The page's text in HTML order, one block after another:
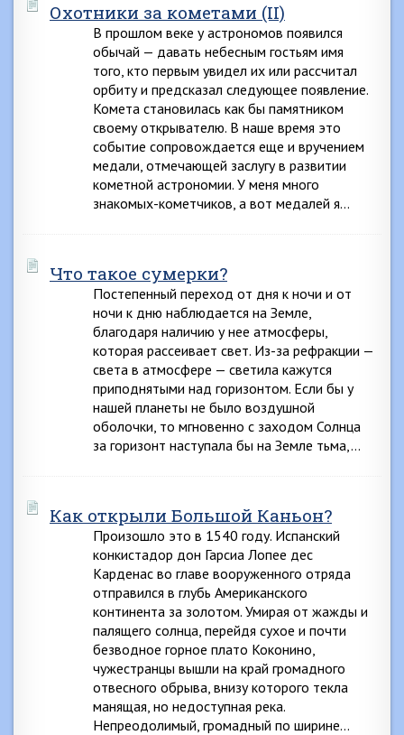
Охотники за кометами (II)
В прошлом веке у астрономов появился
обычай — давать небесным гостьям имя
того, кто первым увидел их или рассчитал
орбиту и предсказал следующее появление.
Комета становилась как бы памятником
своему открывателю. В наше время это
событие сопровождается еще и вручением
медали, отмечающей заслугу в развитии
кометной астрономии. У меня много
знакомых-кометчиков, а вот медалей я…
Что такое сумерки?
Постепенный переход от дня к ночи и от
ночи к дню наблюдается на Земле,
благодаря наличию у нее атмосферы,
которая рассеивает свет. Из-за рефракции —
света в атмосфере — светила кажутся
приподнятыми над горизонтом. Если бы у
нашей планеты не было воздушной
оболочки, то мгновенно с заходом Солнца
за горизонт наступала бы на Земле тьма,…
Как открыли Большой Каньон?
Произошло это в 1540 году. Испанский
конкистадор дон Гарсиа Лопее дес
Карденас во главе вооруженного отряда
отправился в глубь Американского
континента за золотом. Умирая от жажды и
палящего солнца, перейдя сухое и почти
безводное горное плато Коконино,
чужестранцы вышли на край громадного
отвесного обрыва, внизу которого текла
манящая, но недоступная река.
Непреодолимый, громадный по ширине…